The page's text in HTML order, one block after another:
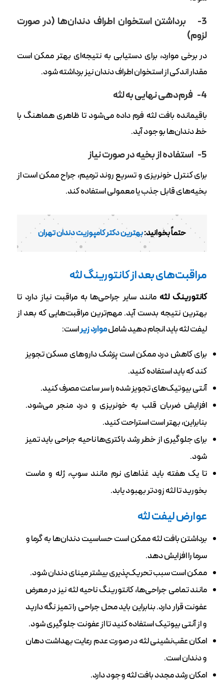
3-
برداشتن استخوان اطراف دندان‌ها (در صورت
لزوم)
در برخی موارد، برای دستیابی به نتیجه‌ای بهتر ممکن است
مقدار اندکی از استخوان اطراف دندان نیز برداشته شود.
4- فرم‌دهی نهایی به لثه
باقیمانده بافت لثه فرم داده می‌شود تا ظاهری هماهنگ با
خط دندان‌ها بوجود‌ آید.
5- استفاده از بخیه در صورت نیاز
برای کنترل خونریزی و تسریع روند ترمیم، جراح ممکن است از
بخیه‌های قابل جذب یا معمولی استفاده کند.
حتماً بخوانید:بهترین دکتر کامپوزیت دندان تهران
مراقبت‌های بعد از کانتورینگ لثه
کانتورینگ لثه مانند سایر جراحی‌ها به مراقبت نیاز دارد تا
بهترین نتیجه بدست آید. مهم‌ترین مراقبت‌هایی که بعد از
لیفت لثه باید انجام دهید شاملموارد زیراست:
برای کاهش درد ممکن است پزشک داروهای مسکن تجویز
کند که باید استفاده کنید.
آنتی بیوتیک‌های تجویز شده را سر ساعت مصرف کنید.
افزایش ضربان قلب به خونریزی و درد منجر می‌شود‌.
بنابراین، بهتر است استراحت کنید.
برای جلوگیری از خطر رشد باکتری‌ها ناحیه جراحی باید تمیز
شود.
تا یک هفته باید غذاهای نرم مانند سوپ، ژله و ماست
بخورید تا لثه زودتر بهبود یابد.
عوارض لیفت لثه
برداشتن بافت لثه ممکن است حساسیت دندان‌ها به گرما و
سرما را افزایش دهد.
ممکن است سبب تحریک‌پذیری بیشتر مینای دندان شود.
مانند تمامی جراحی‌ها، کانتورینگ ناحیه لثه نیز در معرض
عفونت قرار دارد. بنابراین باید محل جراحی را تمیز نگه دارید
و از آنتی بیوتیک استفاده کنید تا از عفونت جلوگیری شود.
امکان عقب‌نشینی لثه در صورت عدم رعایت بهداشت دهان
و دندان است.
امکان رشد مجدد بافت لثه وجود دارد.